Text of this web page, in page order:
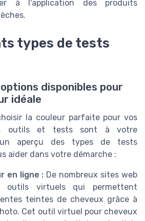
à l'application des produits
types de tests
disponibles pour
idéale
la couleur parfaite pour vos
outils et tests sont à votre
un aperçu des types de tests
aider dans votre démarche :
en ligne : De nombreux sites web
outils virtuels qui permettent
teintes de cheveux grâce à
Cet outil virtuel pour cheveux